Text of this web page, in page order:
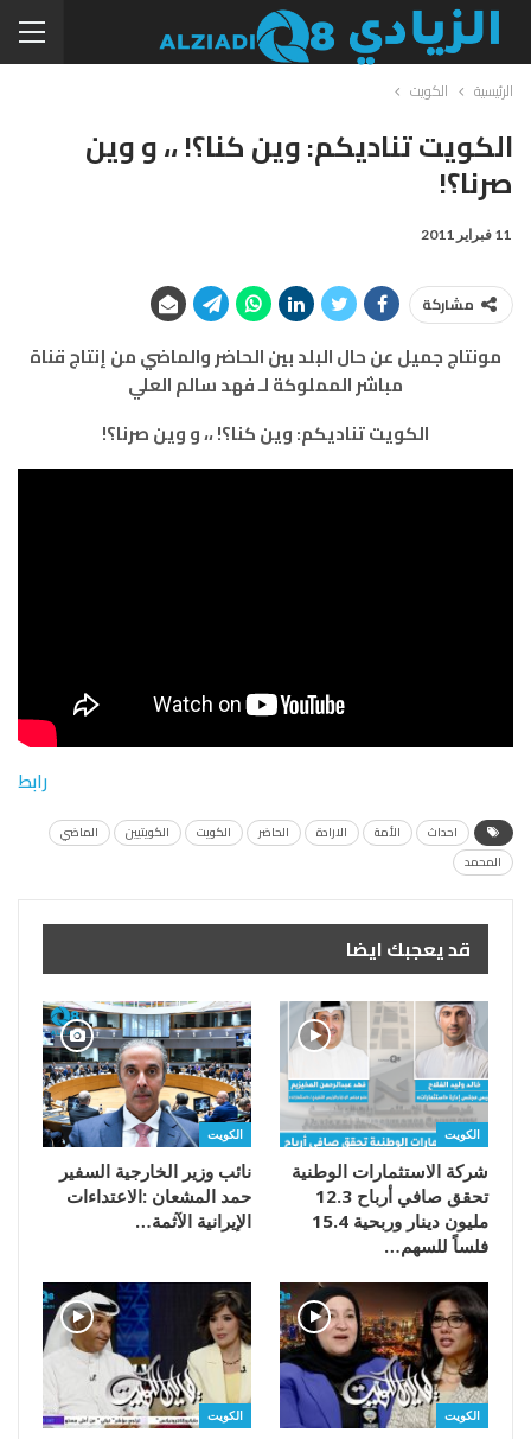
الرئيسية الكويت
الكويت تناديكم: وين كنا؟! ،، و وين
صرنا؟!
11 فبراير 2011
مشاركة
مونتاج جميل عن حال البلد بين الحاضر والماضي من إنتاج قناة
مباشر المملوكة لـ فهد سالم العلي
الكويت تناديكم: وين كنا؟! ،، و وين صرنا؟!
رابط
احداث الأمة الارادة الحاضر الكويت الكويتيين
الماضي
المحمد
قد يعجبك ايضا
الكويت
شركة الاستثمارات الوطنية
تحقق صافي أرباح 12.3
مليون دينار وربحية 15.4
فلساً للسهم…
الكويت
‬الإيرانية‭ ‬الآثمة‭…
الكويت الكويت